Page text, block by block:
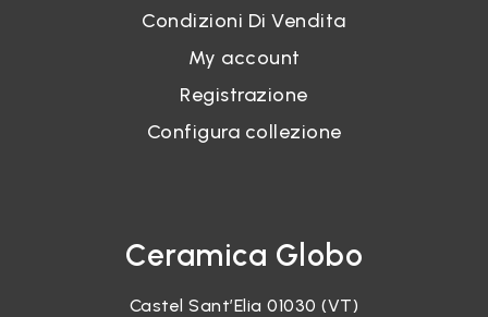
Condizioni Di Vendita
My account
Registrazione
Configura collezione
Ceramica Globo
Castel Sant’Elia 01030 (VT)